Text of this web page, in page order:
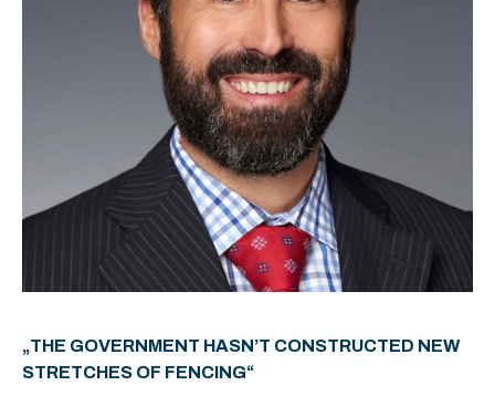
„THE GOVERNMENT HASN’T CONSTRUCTED NEW
STRETCHES OF FENCING“